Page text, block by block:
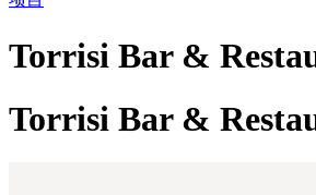
Torrisi Bar &
Torrisi Bar &